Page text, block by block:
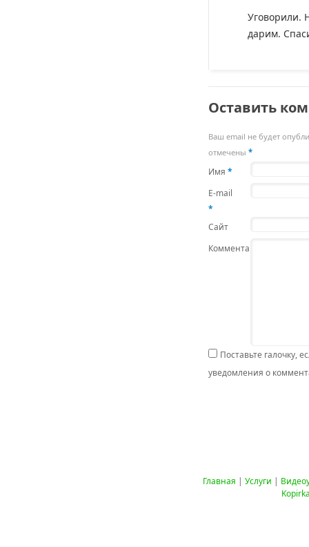
Уговорили.
дарим.
Оставить
Ваш email не будет
отмечены *
Имя *
E-mail
*
Сайт
Комментарий
Поставьте галочку,
уведомления о
Главная | Услуги |